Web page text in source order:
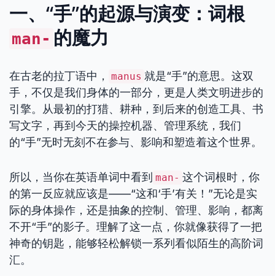
一、“手”的起源与演变：词根
man- 的魔力
在古老的拉丁语中， manus 就是“手”的意思。这双
手，不仅是我们身体的一部分，更是人类文明进步的
引擎。从最初的打猎、耕种，到后来的创造工具、书
写文字，再到今天的操控机器、管理系统，我们
的“手”无时无刻不在参与、影响和塑造着这个世界。
所以，当你在英语单词中看到 man- 这个词根时，你
的第一反应就应该是——“这和‘手’有关！”无论是实
际的身体操作，还是抽象的控制、管理、影响，都离
不开“手”的影子。理解了这一点，你就像获得了一把
神奇的钥匙，能够轻松解锁一系列看似陌生的高阶词
汇。